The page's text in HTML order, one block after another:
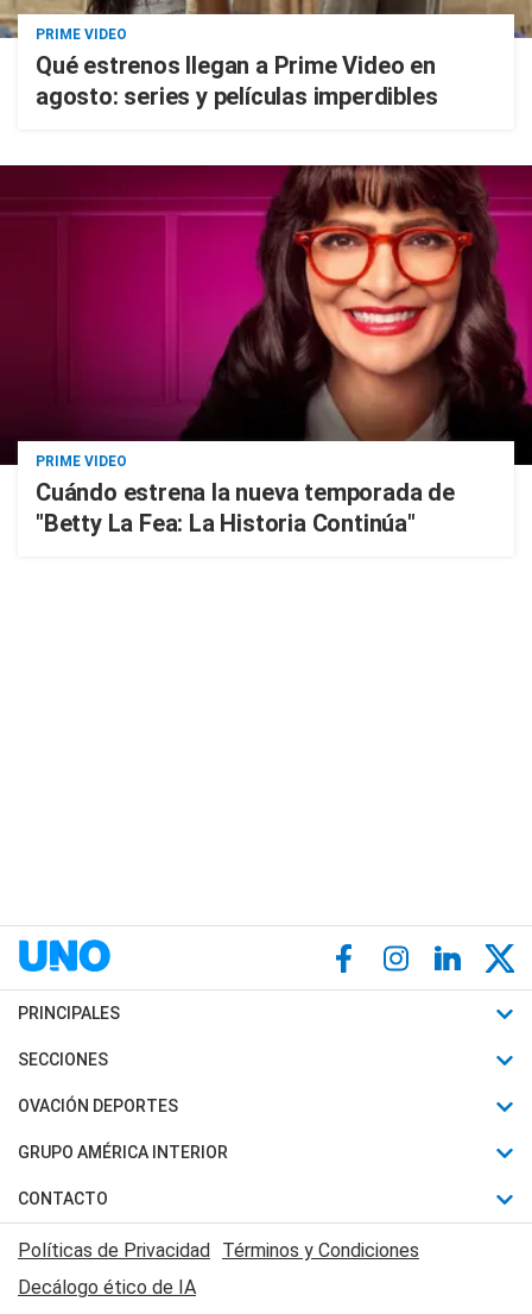
PRIME VIDEO
Qué estrenos llegan a Prime Video en
agosto: series y películas imperdibles
PRIME VIDEO
Cuándo estrena la nueva temporada de
"Betty La Fea: La Historia Continúa"
PRINCIPALES
Últimas Noticias
Política
Judiciales
Economia
SECCIONES
Horóscopo
Motores
Trucos caseros
Series y Películas
Edictos y Solicitadas
OVACIÓN DEPORTES
Fútbol
Mundial
Automovilismo
Rugby
GRUPO AMÉRICA INTERIOR
Canal 7 en Vivo
CONTACTO
Acerca de Nosotros
Contactanos
Políticas de Privacidad Términos y Condiciones
Decálogo ético de IA